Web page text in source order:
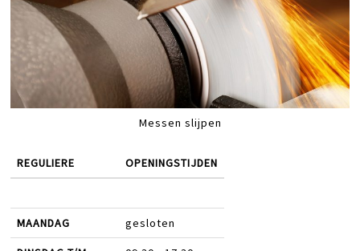
Messen slijpen
REGULIERE OPENINGSTIJDEN
MAANDAG gesloten